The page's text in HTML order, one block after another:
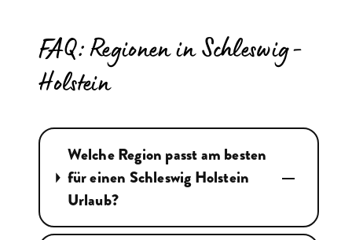
FAQ: Regionen in Schleswig-
Holstein
Welche Region passt am besten
für einen Schleswig Holstein
Urlaub?